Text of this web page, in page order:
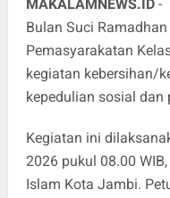
MAKALAMNEWS.ID-
Bulan Suci
Pemasyarakatan
kegiatan kebersihan/
kepedulian sosial
Kegiatan ini
2026 pukul 08.00
Islam Kota Jambi.